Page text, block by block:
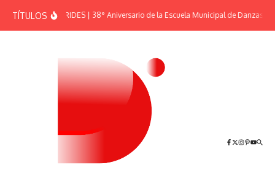
TÍTULOSEFEMÉRIDES | 38° Aniversario de la Escuela Municipal de Danzas “El